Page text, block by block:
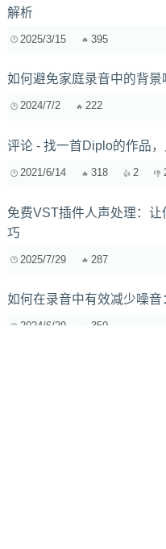
解析
2025/3/15 395
如何避免家庭录音中的背景
2024/7/2 222
评论 - 找一首Diplo的作品
2021/6/14 318 2
免费VST插件人声处理：
巧
2025/7/29 287
如何在录音中有效减少噪音
2024/6/29 350